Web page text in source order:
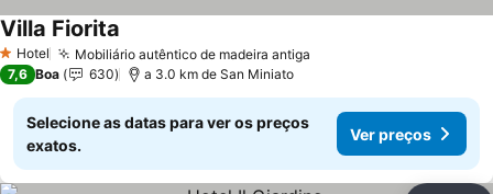
1 Estrelas
Hotel Mobiliário autêntico de madeira antiga
Villa Fiorita
7,6 Boa 630 a 3.0 km de San Miniato
Selecione as datas para ver os preços
exatos.
Ver preços